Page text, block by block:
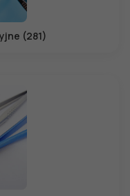
(281)